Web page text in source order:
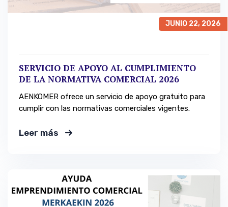
JUNIO 22, 2026
SERVICIO DE APOYO AL CUMPLIMIENTO
DE LA NORMATIVA COMERCIAL 2026
AENKOMER ofrece un servicio de apoyo gratuito para
cumplir con las normativas comerciales vigentes.
Leer más